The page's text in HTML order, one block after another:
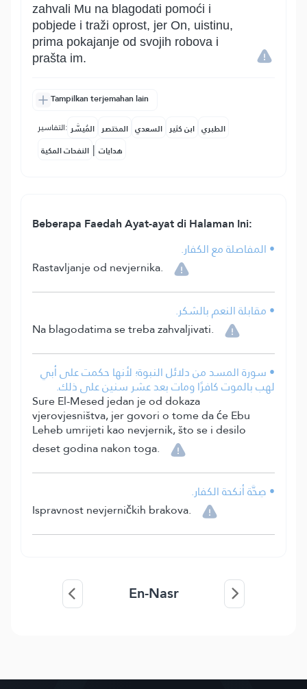
zahvali Mu na blagodati pomoći i
pobjede i traži oprost, jer On, uistinu,
prima pokajanje od svojih robova i
prašta im.
Tampilkan terjemahan lain
التفاسير: المُيسَّر المختصر السعدي ابن كثير الطبري
النفحات المكية | هدايات
Beberapa Faedah Ayat-ayat di Halaman Ini:
• المفاصلة مع الكفار.
Rastavljanje od nevjernika.
• مقابلة النعم بالشكر.
Na blagodatima se treba zahvaljivati.
• سورة المسد من دلائل النبوة؛ لأنها حكمت على أبي
لهب بالموت كافرًا ومات بعد عشر سنين على ذلك.
Sure El-Mesed jedan je od dokaza
vjerovjesništva, jer govori o tome da će Ebu
Leheb umrijeti kao nevjernik, što se i desilo
deset godina nakon toga.
• صِحَّة أنكحة الكفار.
Ispravnost nevjerničkih brakova.
En-Nasr